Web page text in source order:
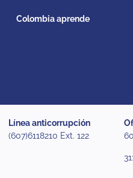
Colombia aprende
Línea anticorrupción
(607)6118210 Ext. 122